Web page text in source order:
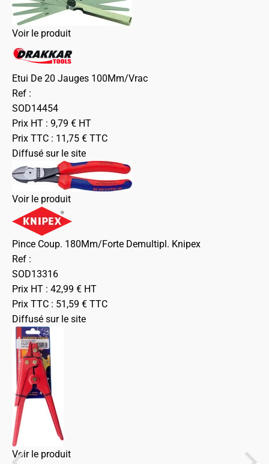
Voir le produit
Etui De 20 Jauges 100Mm/Vrac
Ref :
SOD14454
Prix HT : 9,79 € HT
Prix TTC : 11,75 € TTC
Diffusé sur le site
Voir le produit
Pince Coup. 180Mm/Forte Demultipl. Knipex
Ref :
SOD13316
Prix HT : 42,99 € HT
Prix TTC : 51,59 € TTC
Diffusé sur le site
Voir le produit